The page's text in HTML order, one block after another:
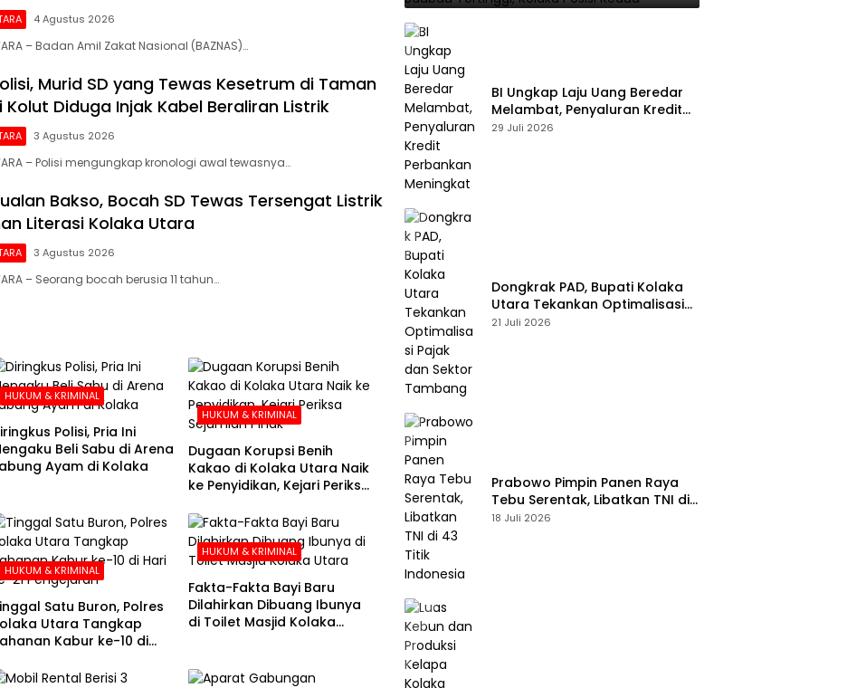
4 Agustus 2026
– Badan Amil Zakat Nasional (BAZNAS)…
Murid SD yang Tewas Kesetrum di Taman
Kolut Diduga Injak Kabel Beraliran Listrik
3 Agustus 2026
– Polisi mengungkap kronologi awal tewasnya…
Bakso, Bocah SD Tewas Tersengat Listrik
Literasi Kolaka Utara
3 Agustus 2026
– Seorang bocah berusia 11 tahun…
HUKUM & KRIMINAL
Polisi, Pria Ini
Beli Sabu di Arena
Ayam di Kolaka
HUKUM & KRIMINAL
Dugaan Korupsi Benih
Kakao di Kolaka Utara Naik
ke Penyidikan, Kejari Periksa
HUKUM & KRIMINAL
Satu Buron, Polres
Utara Tangkap
Kabur ke-10 di
HUKUM & KRIMINAL
Fakta-Fakta Bayi Baru
Dilahirkan Dibuang Ibunya
di Toilet Masjid Kolaka
BI Ungkap Laju Uang Beredar
Melambat, Penyaluran Kredit
Perbankan Meningkat
29 Juli 2026
Dongkrak PAD, Bupati Kolaka
Utara Tekankan Optimalisasi
Pajak dan Sektor Tambang
21 Juli 2026
Prabowo Pimpin Panen Raya
Tebu Serentak, Libatkan TNI di
43 Titik Indonesia
18 Juli 2026